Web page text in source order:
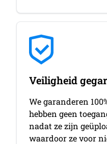
Veiligheid
We garanderen
hebben geen
nadat ze zijn
waardoor ze voor